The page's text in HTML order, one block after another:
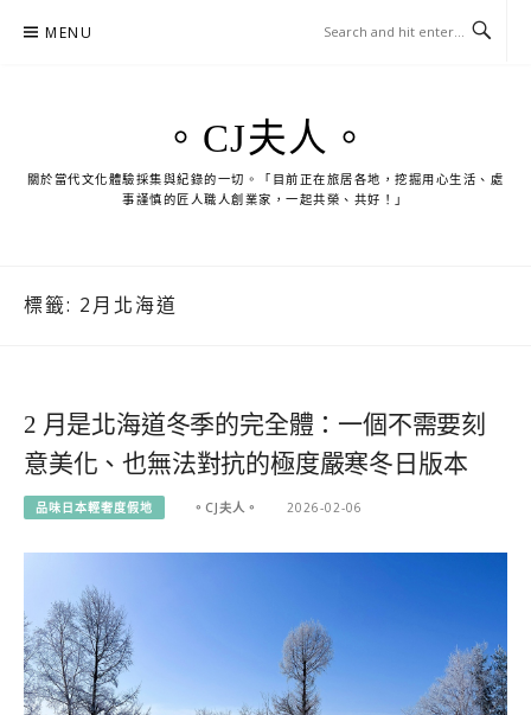
MENU
。CJ夫人。
關於當代文化體驗採集與紀錄的一切。「目前正在旅居各地，挖掘用心生活、處
事謹慎的匠人職人創業家，一起共榮、共好！」
標籤: 2月北海道
2 月是北海道冬季的完全體：一個不需要刻
意美化、也無法對抗的極度嚴寒冬日版本
品味日本輕奢度假地 。CJ夫人。 2026-02-06